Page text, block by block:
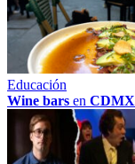
Educación
Wine bars en CDMX